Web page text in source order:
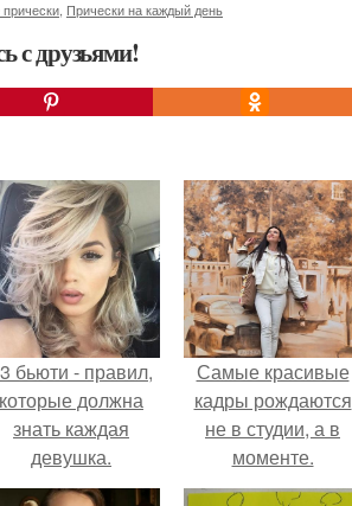
Прически на каждый день
с друзьями!
бьюти - правил,
которые должна
знать каждая
девушка.
Самые красивые
кадры рождаются
не в студии, а в
моменте.